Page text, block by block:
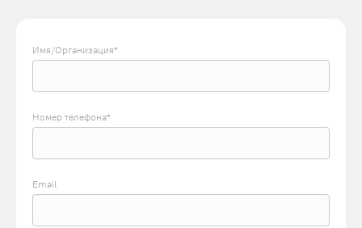
Имя/Организация*
Номер телефона*
Email